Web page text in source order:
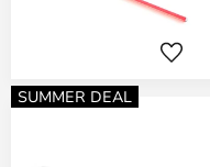
SUMMER DEAL